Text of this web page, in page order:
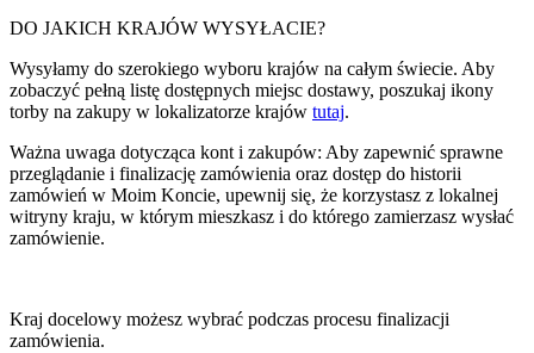
DO JAKICH KRAJÓW WYSYŁACIE?
Wysyłamy do szerokiego wyboru krajów na całym świecie. Aby
zobaczyć pełną listę dostępnych miejsc dostawy, poszukaj ikony
torby na zakupy w lokalizatorze krajów tutaj.
Ważna uwaga dotycząca kont i zakupów: Aby zapewnić sprawne
przeglądanie i finalizację zamówienia oraz dostęp do historii
zamówień w Moim Koncie, upewnij się, że korzystasz z lokalnej
witryny kraju, w którym mieszkasz i do którego zamierzasz wysłać
zamówienie.
Kraj docelowy możesz wybrać podczas procesu finalizacji
zamówienia.